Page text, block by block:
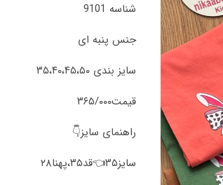
شناسه 9101
جنس پنبه ای
سایز بندی ۳۵،۴۰،۴۵،۵۰
قیمت۳۶۵/۰۰۰
راهنمای سایز👇
سایز۳۵👈قد۳۵،پهنا۲۸